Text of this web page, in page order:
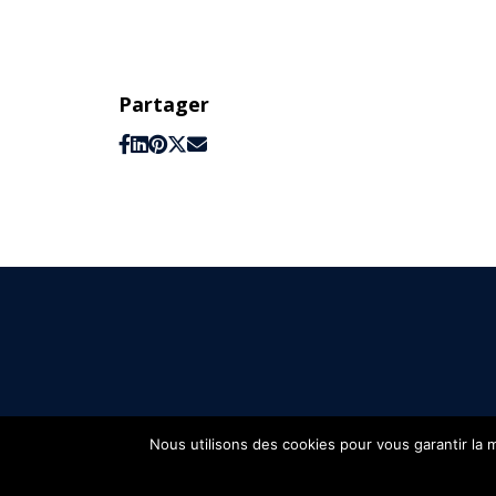
Partager
Nous utilisons des cookies pour vous garantir